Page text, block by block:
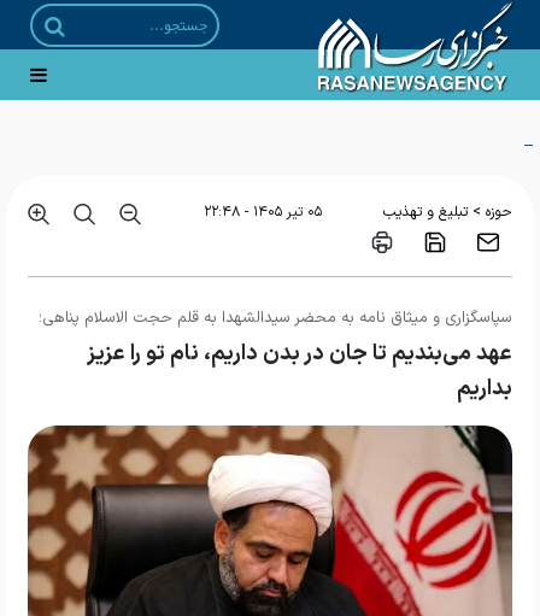
حوزه > تبلیغ و تهذیب ۰۵ تير ۱۴۰۵ - ۲۲:۴۸
سپاسگزاری و میثاق نامه به محضر سیدالشهدا به قلم حجت الاسلام پناهی؛
عهد می‌بندیم تا جان در بدن داریم، نام تو را عزیز
بداریم